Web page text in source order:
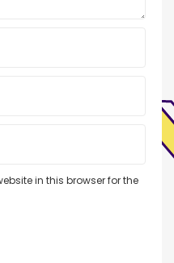
in this browser for the